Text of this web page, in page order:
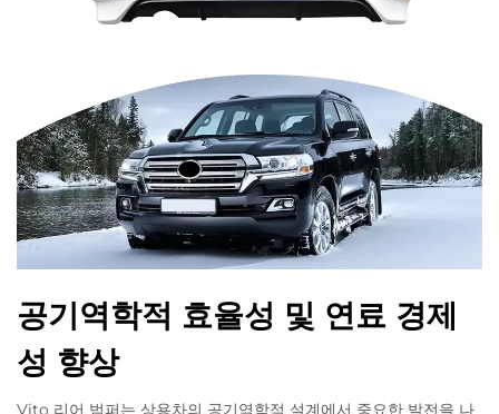
공기역학적 효율성 및 연료 경제
성 향상
Vito 리어 범퍼는 상용차의 공기역학적 설계에서 중요한 발전을 나